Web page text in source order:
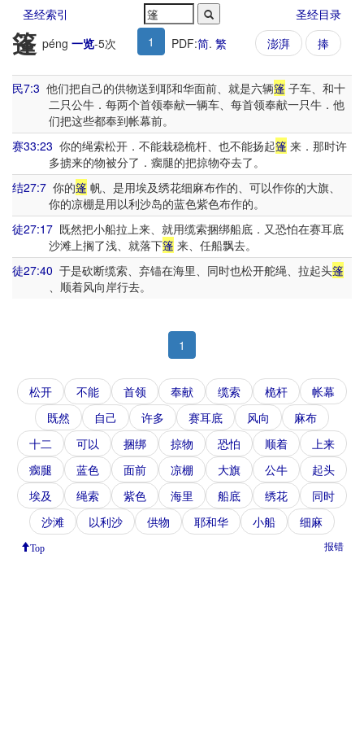
圣经索引 圣经目录
篷 péng 一览-5次 1 PDF:简. 繁 澎湃 捧
民7:3 他们把自己的供物送到耶和华面前、就是六辆篷 子车、和十
二只公牛．每两个首领奉献一辆车、每首领奉献一只牛．他
们把这些都奉到帐幕前。
赛33:23 你的绳索松开．不能栽稳桅杆、也不能扬起篷 来．那时许
多掳来的物被分了．瘸腿的把掠物夺去了。
结27:7 你的篷 帆、是用埃及绣花细麻布作的、可以作你的大旗、
你的凉棚是用以利沙岛的蓝色紫色布作的。
徒27:17 既然把小船拉上来、就用缆索捆绑船底．又恐怕在赛耳底
沙滩上搁了浅、就落下篷 来、任船飘去。
徒27:40 于是砍断缆索、弃锚在海里、同时也松开舵绳、拉起头篷
、顺着风向岸行去。
1
松开 不能 首领 奉献 缆索 桅杆
帐幕
既然
自己 许多 赛耳底 风向
麻布
十二
可以 捆绑 掠物 恐怕 顺着
上来
瘸腿
蓝色 面前 凉棚 大旗 公牛
起头
埃及
绳索 紫色 海里 船底 绣花
同时
沙滩
以利沙 供物 耶和华 小船 细麻
Top 报错